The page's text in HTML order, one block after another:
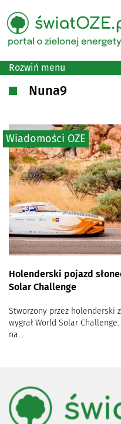
Rozwiń menu
Nuna9
Holenderski pojazd
Solar Challenge
Stworzony przez holenderski
wygrał World Solar
na...
Wiadomości OZE